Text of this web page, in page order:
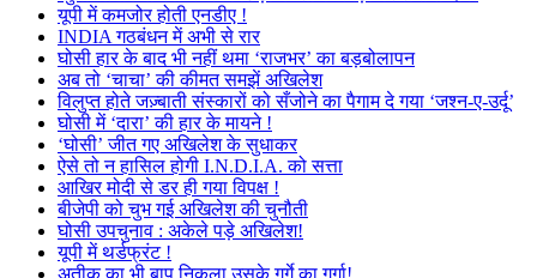
यूपी में कमजोर होती एनडीए !
INDIA गठबंधन में अभी से रार
घोसी हार के बाद भी नहीं थमा ‘राजभर’ का बड़बोलापन
अब तो ‘चाचा’ की कीमत समझें अखिलेश
विलुप्त होते जज़्बाती संस्कारों को सँजोने का पैगाम दे गया ‘जश्न-ए-उर्दू’
घोसी में ‘दारा’ की हार के मायने !
‘घोसी’ जीत गए अखिलेश के सुधाकर
ऐसे तो न हासिल होगी I.N.D.I.A. को सत्ता
आखिर मोदी से डर ही गया विपक्ष !
बीजेपी को चुभ गई अखिलेश की चुनौती
घोसी उपचुनाव : अकेले पड़े अखिलेश!
यूपी में थर्डफ्रंट !
अतीक का भी बाप निकला उसके गुर्गे का गुर्गा!